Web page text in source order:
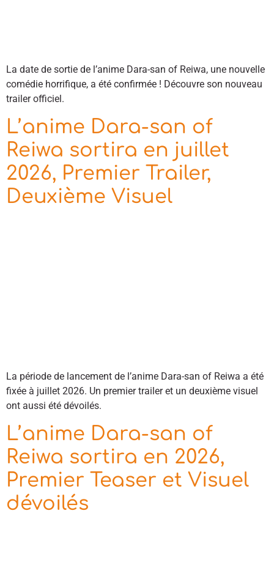
La date de sortie de l’anime Dara-san of Reiwa, une nouvelle
comédie horrifique, a été confirmée ! Découvre son nouveau
trailer officiel.
L’anime Dara-san of
Reiwa sortira en juillet
2026, Premier Trailer,
Deuxième Visuel
La période de lancement de l’anime Dara-san of Reiwa a été
fixée à juillet 2026. Un premier trailer et un deuxième visuel
ont aussi été dévoilés.
L’anime Dara-san of
Reiwa sortira en 2026,
Premier Teaser et Visuel
dévoilés